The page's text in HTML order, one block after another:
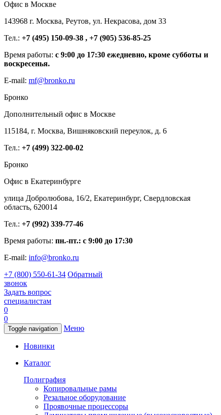
Офис в Москве
143968 г. Москва, Реутов, ул. Некрасова, дом 33
Тел.: +7 (495) 150-09-38 , +7 (905) 536-85-25
Время работы: с 9:00 до 17:30 ежедневно, кроме субботы и
воскресенья.
E-mail: mf@bronko.ru
Бронко
Дополнительный офис в Москве
115184, г. Москва, Вишняковский переулок, д. 6
Тел.: +7 (499) 322-00-02
Бронко
Офис в Екатеринбурге
улица Добролюбова, 16/2, Екатеринбург, Свердловская
область, 620014
Тел.: +7 (992) 339-77-46
Время работы: пн.-пт.: с 9:00 до 17:30
E-mail: info@bronko.ru
+7 (800) 550-61-34 Обратный
звонок
Задать вопрос
специалистам
0
0
Toggle navigation Меню
Новинки
Каталог
Полиграфия
Копировальные рамы
Резальное оборудование
Проявочные процессоры